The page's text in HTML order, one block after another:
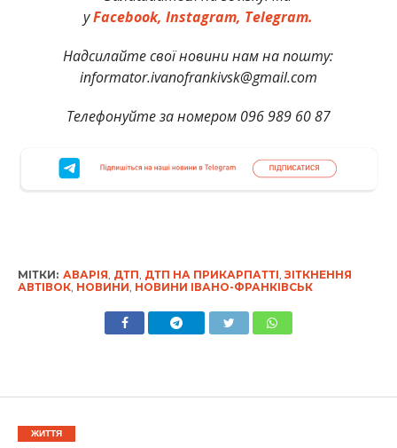
уFacebook,Instagram, Telegram.
Надсилайте свої новини нам на пошту:
informator.ivanofrankivsk@gmail.com
Телефонуйте за номером 096 989 60 87
МІТКИ: АВАРІЯ, ДТП, ДТП НА ПРИКАРПАТТІ, ЗІТКНЕННЯ
АВТІВОК, НОВИНИ, НОВИНИ ІВАНО-ФРАНКІВСЬК
ЖИТТЯ